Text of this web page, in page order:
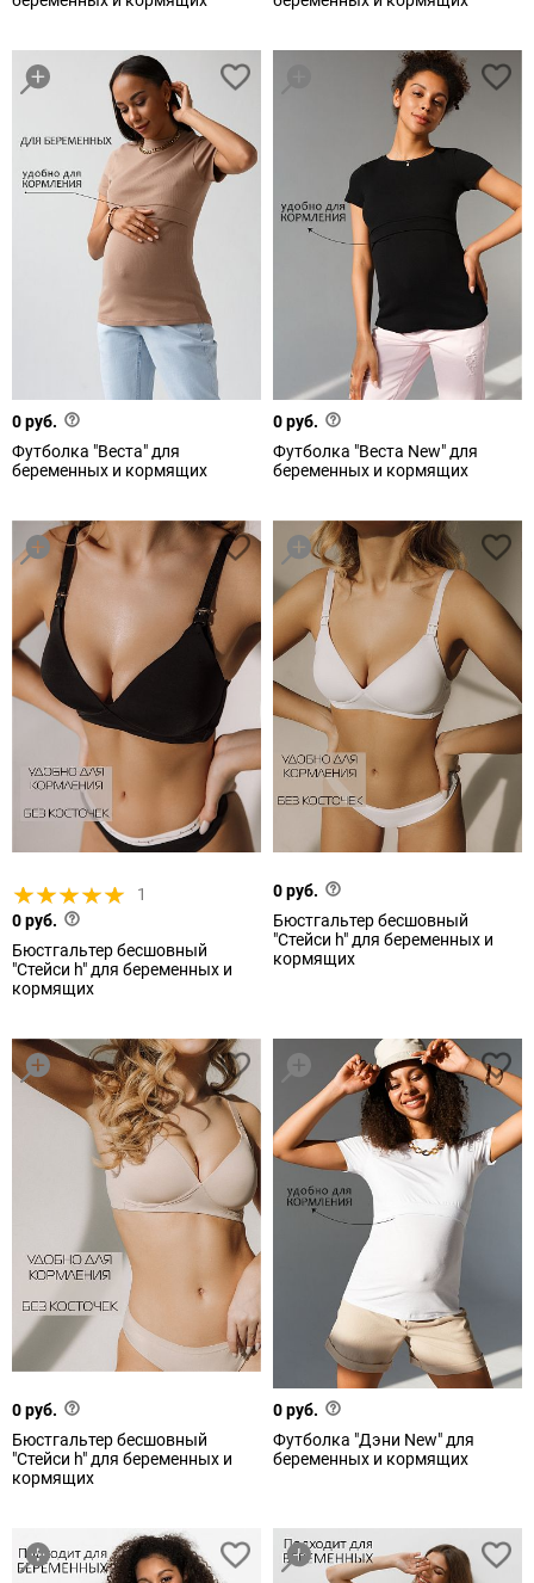
0 руб.
Футболка "Веста" для
беременных и кормящих
0 руб.
Футболка "Веста New" для
беременных и кормящих
1
0 руб.
Бюстгальтер бесшовный
"Стейси h" для беременных и
кормящих
0 руб.
Бюстгальтер бесшовный
"Стейси h" для беременных и
кормящих
0 руб.
Бюстгальтер бесшовный
"Стейси h" для беременных и
кормящих
0 руб.
Футболка "Дэни New" для
беременных и кормящих